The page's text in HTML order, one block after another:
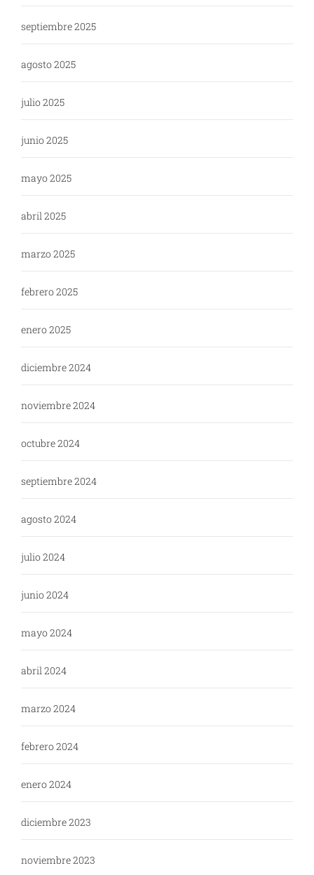
septiembre 2025
agosto 2025
julio 2025
junio 2025
mayo 2025
abril 2025
marzo 2025
febrero 2025
enero 2025
diciembre 2024
noviembre 2024
octubre 2024
septiembre 2024
agosto 2024
julio 2024
junio 2024
mayo 2024
abril 2024
marzo 2024
febrero 2024
enero 2024
diciembre 2023
noviembre 2023